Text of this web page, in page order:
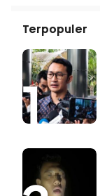
Terpopuler